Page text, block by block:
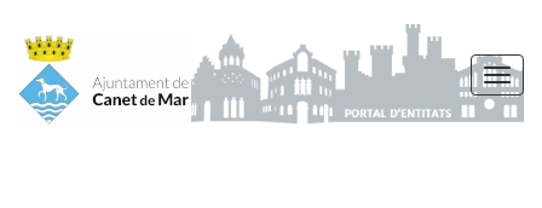
Vés
contingut